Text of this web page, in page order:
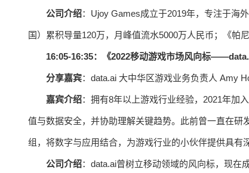
公司介绍：Ujoy Games成立于2019年，专注于海
国）累积导量120万，月峰值流水5000万人民币；《帕
16:05-16:35：《2022移动游戏市场风向标
分享嘉宾：data.ai 大中华区游戏业务负责人 Amy
嘉宾介绍：拥有8年以上游戏行业经验，2021年加
值与数据安全，并协助理解关键趋势。此前曾一直在
组，将数字与应用结合，为游戏行业的小伙伴提供具有
公司介绍：data.ai曾树立移动领域的风向标，现在